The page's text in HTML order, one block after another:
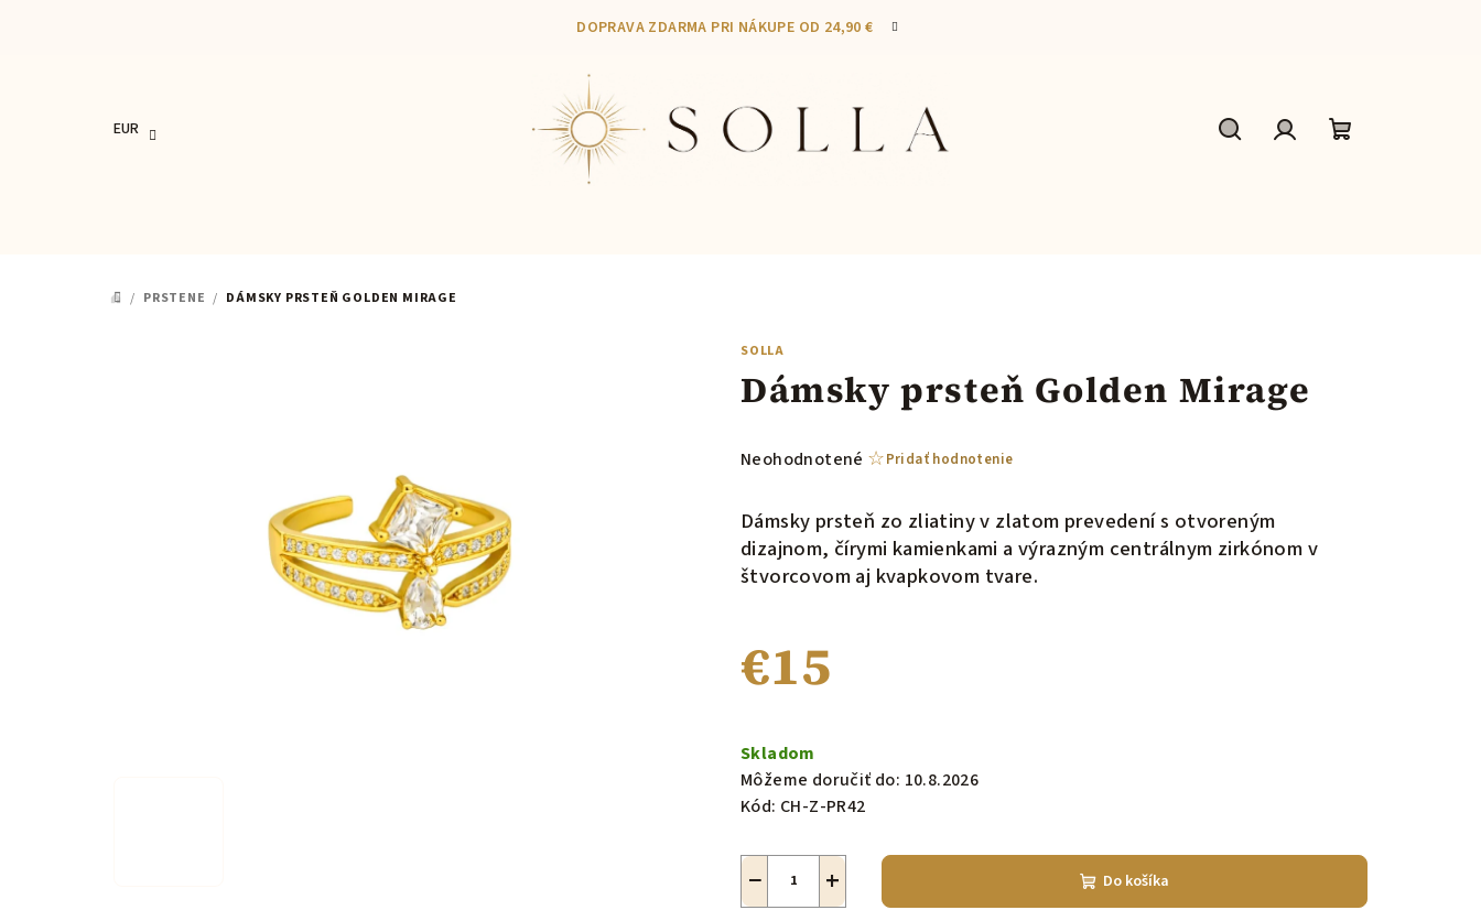
DOPRAVA ZDARMA PRI NÁKUPE OD 24,90 €
EUR
DOMOV
/ PRSTENE / DÁMSKY PRSTEŇ GOLDEN MIRAGE
SOLLA
Dámsky prsteň Golden Mirage
Priemerné
produktu
je
0,0
z
Neohodnotené Pridať hodnotenie
Dámsky prsteň zo zliatiny v zlatom prevedení s otvoreným
dizajnom, čírymi kamienkami a výrazným centrálnym zirkónom v
štvorcovom aj kvapkovom tvare.
€15
cena:
Skladom
Môžeme doručiť do: 10.8.2026
Kód: CH-Z-PR42
+
− Do košíka